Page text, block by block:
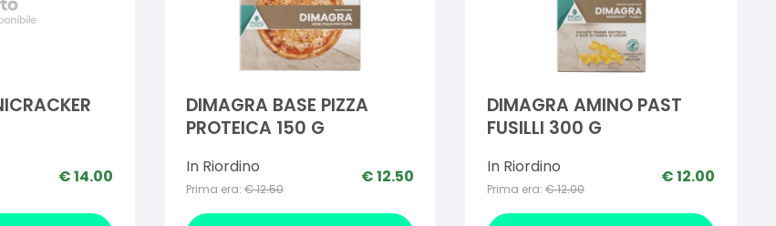
€14.00
DIMAGRA BASE PIZZA
PROTEICA 150 G
In Riordino
Prima era: €12.50
€12.50
DIMAGRA AMINO PAST
FUSILLI 300 G
In Riordino
Prima era: €12.00
€12.00